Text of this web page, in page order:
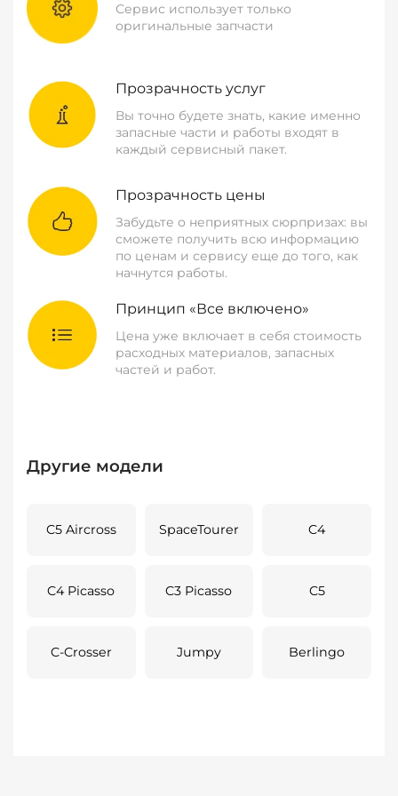
Сервис использует только
оригинальные запчасти
Прозрачность услуг
Вы точно будете знать, какие именно
запасные части и работы входят в
каждый сервисный пакет.
Прозрачность цены
Забудьте о неприятных сюрпризах: вы
сможете получить всю информацию
по ценам и сервису еще до того, как
начнутся работы.
Принцип «Все включено»
Цена уже включает в себя стоимость
расходных материалов, запасных
частей и работ.
Другие модели
C5 Aircross SpaceTourer C4
C4 Picasso C3 Picasso C5
C-Crosser Jumpy Berlingo